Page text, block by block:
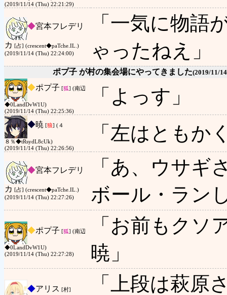
(2019/11/14 (Thu) 22:21:29)
◆宮本フレデリ
カ [占] (crescent◆paTche.IL.)
(2019/11/14 (Thu) 22:24:00)
「一気に物語
ゃったねえ」
ポプ子 が村の集会場にやってきました(2019/11/
◆ポプ子 [狐] (南辺
◆0LandDvW1U)
(2019/11/14 (Thu) 22:25:36)
「よっす」
◆暁 [狼] (４
８％◆tRsydL8cUk)
(2019/11/14 (Thu) 22:26:56)
「左はとも
◆宮本フレデリ
カ [占] (crescent◆paTche.IL.)
(2019/11/14 (Thu) 22:27:26)
「あ、ウサギ
ボール・ラン
◆ポプ子 [狐] (南辺
◆0LandDvW1U)
(2019/11/14 (Thu) 22:27:28)
「お前もク
暁」
◆アリス [村]
「上段は萩原